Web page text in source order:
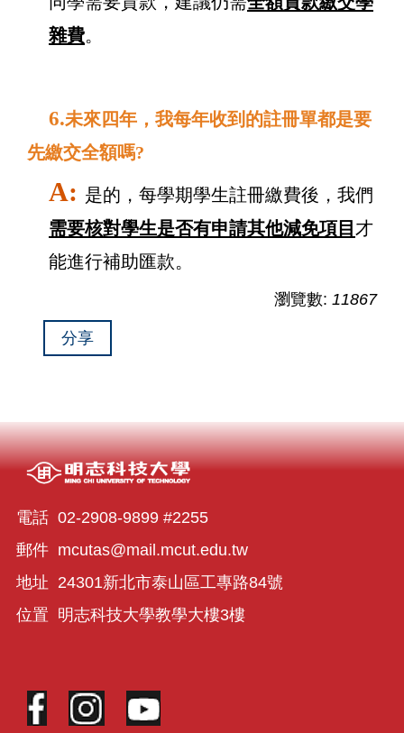
雜費。
6.未來四年，我每年收到的註冊單都是要
先繳交全額嗎?
A: 是的，每學期學生註冊繳費後，我們
需要核對學生是否有申請其他減免項目 才
能進行補助匯款。
瀏覽數: 11867
分享
電話 02-2908-9899 #2255
郵件 mcutas@mail.mcut.edu.tw
地址 24301新北市泰山區工專路84號
位置 明志科技大學教學大樓3樓